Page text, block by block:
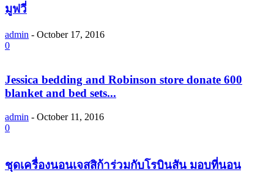
มูฟวี่
admin - October 17, 2016
0
Jessica bedding and Robinson store donate 600
blanket and bed sets...
admin - October 11, 2016
0
ชุดเครื่องนอนเจสสิก้าร่วมกับโรบินสัน มอบที่นอน